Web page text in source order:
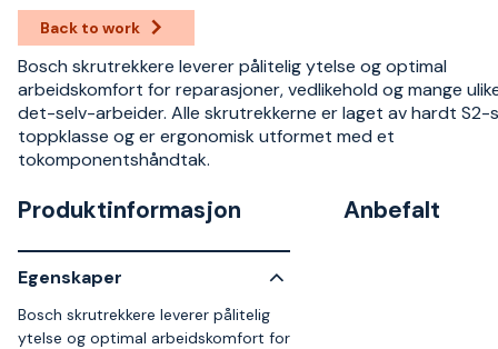
Back to work
Bosch skrutrekkere leverer pålitelig ytelse og optimal
arbeidskomfort for reparasjoner, vedlikehold og mange
det-selv-arbeider. Alle skrutrekkerne er laget av hardt S2-
toppklasse og er ergonomisk utformet med et
tokomponentshåndtak.
Produktinformasjon
Egenskaper
Bosch skrutrekkere leverer pålitelig
ytelse og optimal arbeidskomfort for
Anbefalt